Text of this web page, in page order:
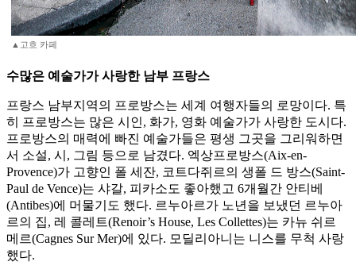
▲고흐 카페
수많은 예술가가 사랑한 남부 프랑스
프랑스 남부지역의 프로방스는 세계 여행자들의 로망이다. 특
히 프로방스는 많은 시인, 화가, 영화 예술가가 사랑한 도시다.
프로방스의 매력에 빠진 예술가들은 평생 그곳을 그리워하면
서 소설, 시, 그림 등으로 남겼다. 엑상프로방스(Aix-en-
Provence)가 고향인 폴 세잔, 코트다쥐르의 생폴 드 방스(Saint-
Paul de Vence)는 샤갈, 피카소도 좋아했고 6개월간 안티베
(Antibes)에 머물기도 했다. 르누아르가 노년을 보냈던 르누아
르의 집, 레 콜레트(Renoir’s House, Les Collettes)는 카뉴 쉬르
메르(Cagnes Sur Mer)에 있다. 모딜리아니는 니스를 무척 사랑
했다.